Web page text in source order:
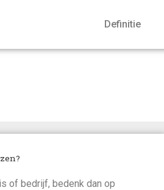
Definitie
of bedrijf, bedenk dan op